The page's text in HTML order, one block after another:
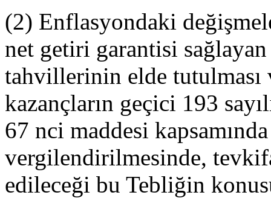
(2) Enflasyondaki
net getiri garantisi
tahvillerinin elde tutulması
kazançların geçici 193
67 nci maddesi kapsamında
vergilendirilmesinde,
edileceği bu Tebliğin